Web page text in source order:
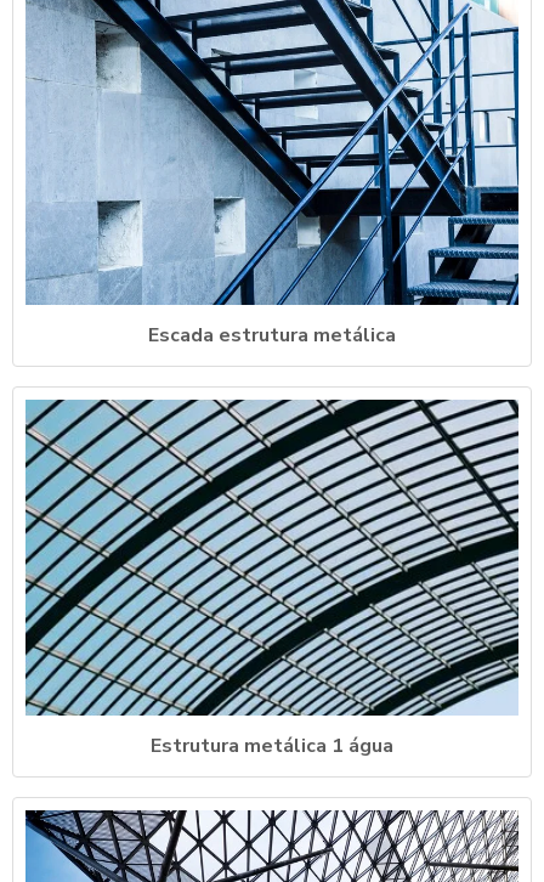
Escada estrutura metálica
Estrutura metálica 1 água